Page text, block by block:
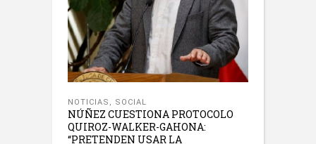
NOTICIAS , SOCIAL
NÚÑEZ CUESTIONA PROTOCOLO
QUIROZ-WALKER-GAHONA:
“PRETENDEN USAR LA